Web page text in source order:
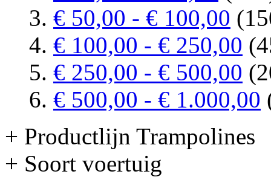
€ 50,00 - € 100,00
€ 100,00 - € 250,00
€ 250,00 - € 500,00
€ 500,00 - € 1.000,00
+ Productlijn Trampolines
+ Soort voertuig